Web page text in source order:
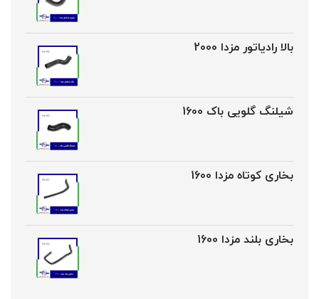
بالا رادیاتور مزدا 2000
شیلنگ گلویی باک 1600
بخاری کوتاه مزدا 1600
بخاری بلند مزدا 1600